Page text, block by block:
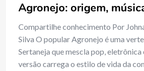
Agronejo: origem,
Compartilhe conhecimento Por
Silva O popular Agronejo é uma
Sertaneja que mescla pop, eletrônica
versão carrega o estilo de vida da